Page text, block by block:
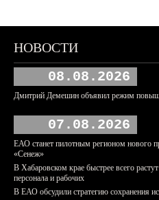
НОВОСТИ
08.08.2026
Дмитрий Демешин объявил режим
07.08.2026
ЕАО станет пилотным регионом нового
«Сенеж»
В Хабаровском крае быстрее всего
персонала и рабочих
В ЕАО обсудили стратегию сохранения